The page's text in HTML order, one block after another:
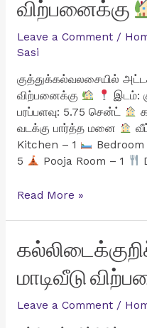
விற்பனைக்கு
Leave a Comment /
Sasi
குத்துக்கல்வலசையில்
விற்பனைக்கு
இடம்:
பரப்பளவு: 5.75 சென்ட்
வடக்கு பார்த்த மனை
Kitchen – 1
Bedroom
5
Pooja Room – 1
குத்துக்கல்வலசையில்
Luxury
வீடு
விற்பனைக்கு
Read More »
மாடிவீடு
Leave a Comment /